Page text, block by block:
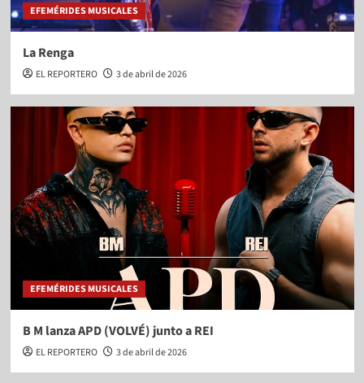
EFEMÉRIDES MUSICALES
La Renga
EL REPORTERO 3 de abril de 2026
EFEMÉRIDES MUSICALES
B M lanza APD (VOLVÉ) junto a REI
EL REPORTERO 3 de abril de 2026